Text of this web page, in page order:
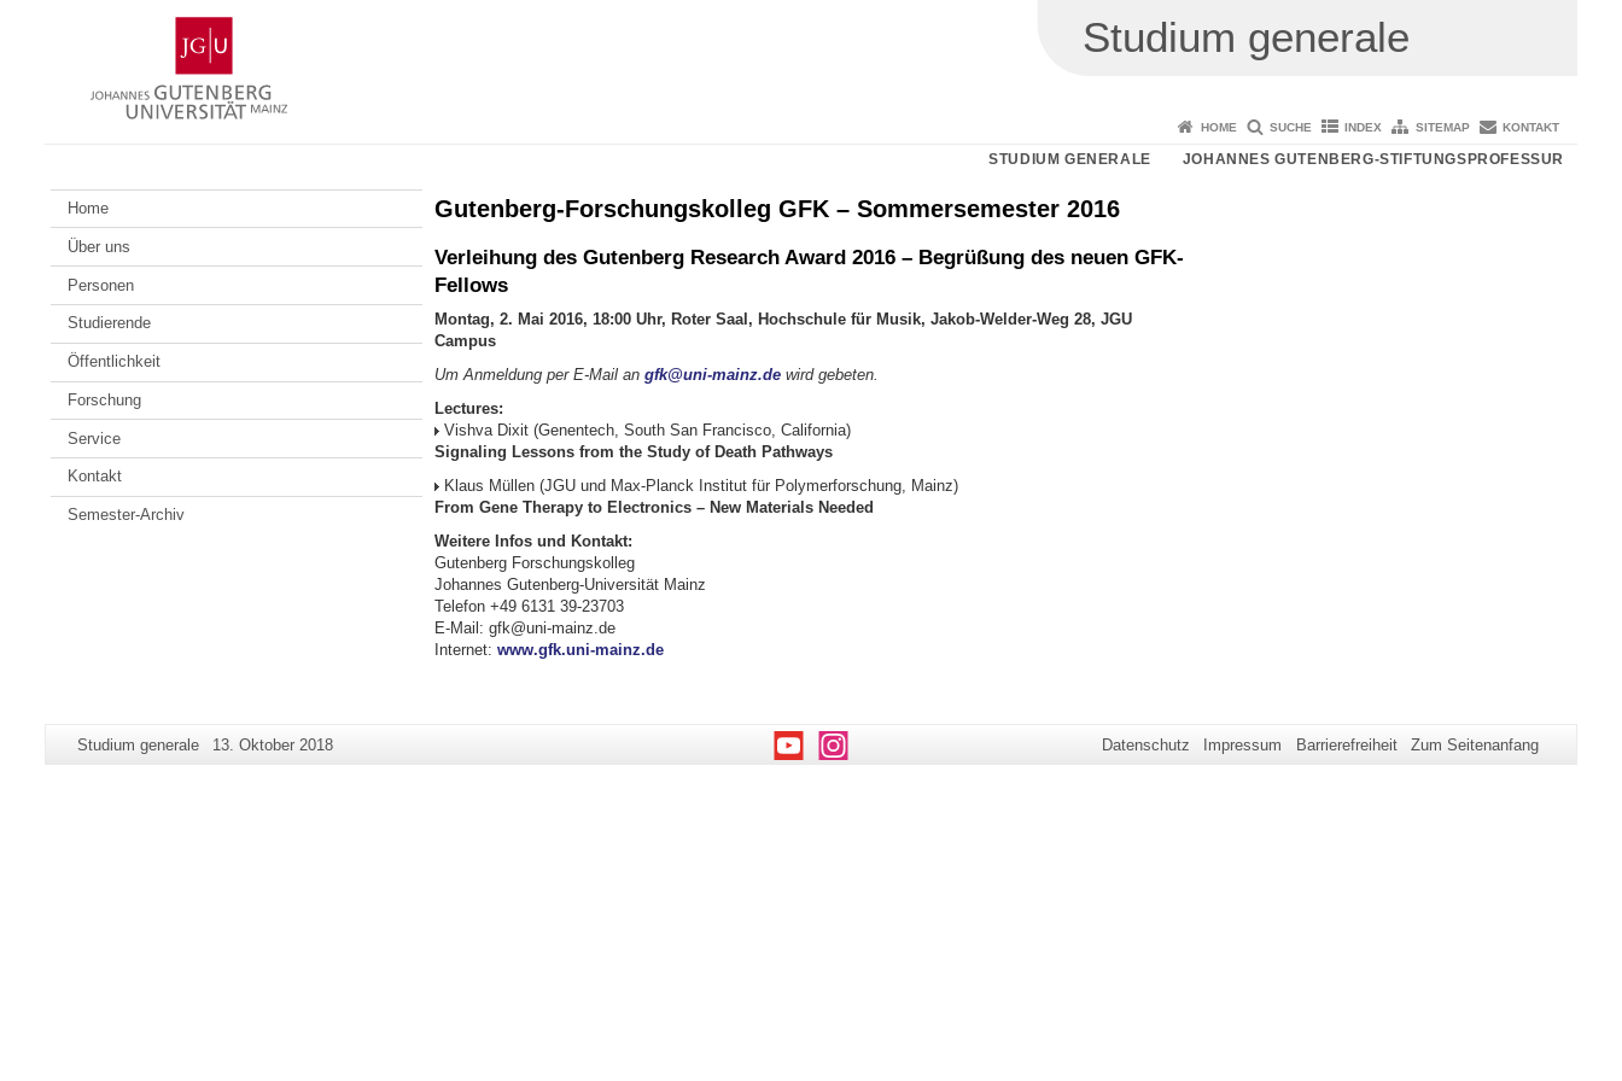
Gutenberg-
Universität
Mainz
Studium generale
HOME SUCHE INDEX SITEMAP KONTAKT
STUDIUM GENERALE JOHANNES GUTENBERG-STIFTUNGSPROFESSUR
Home
Über uns
Personen
Studierende
Öffentlichkeit
Forschung
Service
Kontakt
Semester-Archiv
Gutenberg-Forschungskolleg GFK – Sommersemester 2016
Verleihung des Gutenberg Research Award 2016 – Begrüßung des neuen GFK-
Fellows
Montag, 2. Mai 2016, 18:00 Uhr, Roter Saal, Hochschule für Musik, Jakob-Welder-Weg 28, JGU
Campus
Um Anmeldung per E-Mail an gfk@uni-mainz.dewird gebeten.
Lectures:
Vishva Dixit (Genentech, South San Francisco, California)
Signaling Lessons from the Study of Death Pathways
Klaus Müllen (JGU und Max-Planck Institut für Polymerforschung, Mainz)
From Gene Therapy to Electronics – New Materials Needed
Weitere Infos und Kontakt:
Gutenberg Forschungskolleg
Johannes Gutenberg-Universität Mainz
Telefon +49 6131 39-23703
E-Mail: gfk@uni-mainz.de
Internet: www.gfk.uni-mainz.de
Zusätzliche
Seiten-
Studium generale
Letzte
13. Oktober 2018 YoutubeInstagram Datenschutz Impressum Barrierefreiheit Zum Seitenanfang